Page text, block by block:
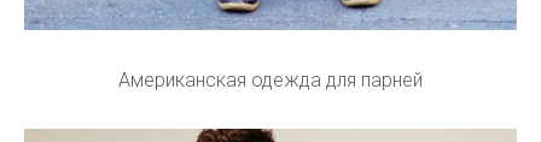
Американская одежда для парней